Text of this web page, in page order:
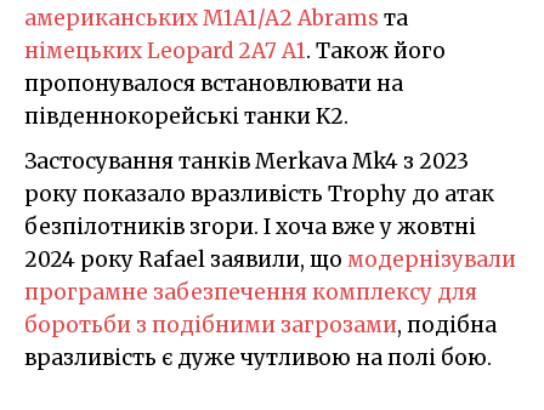
американських M1A1/A2 Abrams та
німецьких Leopard 2A7 A1. Також його
пропонувалося встановлювати на
південнокорейські танки K2.
Застосування танків Merkava Mk4 з 2023
року показало вразливість Trophy до атак
безпілотників згори. І хоча вже у жовтні
2024 року Rafael заявили, що модернізували
програмне забезпечення комплексу для
боротьби з подібними загрозами, подібна
вразливість є дуже чутливою на полі бою.